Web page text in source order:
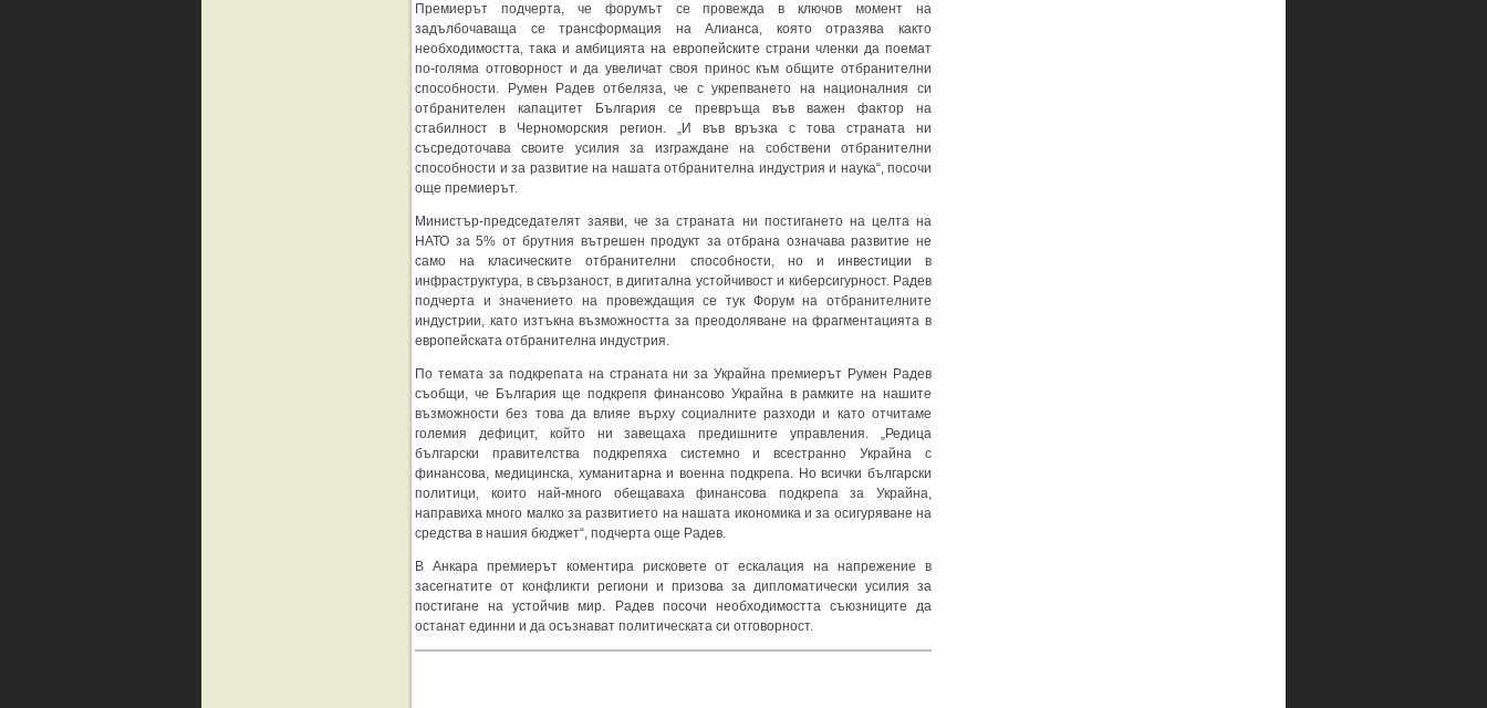
Премиерът подчерта, че форумът се провежда в ключов момент на
задълбочаваща се трансформация на Алианса, която отразява както
необходимостта, така и амбицията на европейските страни членки да поемат
по-голяма отговорност и да увеличат своя принос към общите отбранителни
способности. Румен Радев отбеляза, че с укрепването на националния си
отбранителен капацитет България се превръща във важен фактор на
стабилност в Черноморския регион. „И във връзка с това страната ни
съсредоточава своите усилия за изграждане на собствени отбранителни
способности и за развитие на нашата отбранителна индустрия и наука“, посочи
още премиерът.
Министър-председателят заяви, че за страната ни постигането на целта на
НАТО за 5% от брутния вътрешен продукт за отбрана означава развитие не
само на класическите отбранителни способности, но и инвестиции в
инфраструктура, в свързаност, в дигитална устойчивост и киберсигурност. Радев
подчерта и значението на провеждащия се тук Форум на отбранителните
индустрии, като изтъкна възможността за преодоляване на фрагментацията в
европейската отбранителна индустрия.
По темата за подкрепата на страната ни за Украйна премиерът Румен Радев
съобщи, че България ще подкрепя финансово Украйна в рамките на нашите
възможности без това да влияе върху социалните разходи и като отчитаме
големия дефицит, който ни завещаха предишните управления. „Редица
български правителства подкрепяха системно и всестранно Украйна с
финансова, медицинска, хуманитарна и военна подкрепа. Но всички български
политици, които най-много обещаваха финансова подкрепа за Украйна,
направиха много малко за развитието на нашата икономика и за осигуряване на
средства в нашия бюджет“, подчерта още Радев.
В Анкара премиерът коментира рисковете от ескалация на напрежение в
засегнатите от конфликти региони и призова за дипломатически усилия за
постигане на устойчив мир. Радев посочи необходимостта съюзниците да
останат единни и да осъзнават политическата си отговорност.